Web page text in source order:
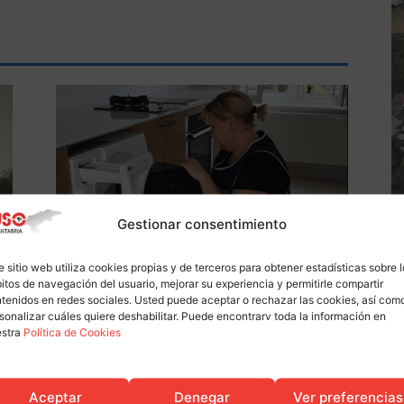
Gestionar consentimiento
sitio web utiliza cookies propias y de terceros para obtener estadísticas sobre
de navegación del usuario, mejorar su experiencia y permitirle compartir
en redes sociales. Usted puede aceptar o rechazar las cookies, así
cuáles quiere deshabilitar. Puede encontrarv toda la información en
Política de Cookies
Aceptar Denegar Ver preferencias
0
Accion Sindical
las empleadas de hogar a cobrar el
paro sin limitaciones
USO - Oct 4, 2024 0